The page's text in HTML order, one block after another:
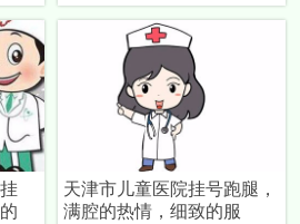
天津市儿童医院挂号跑腿，
满腔的热情，细致的服